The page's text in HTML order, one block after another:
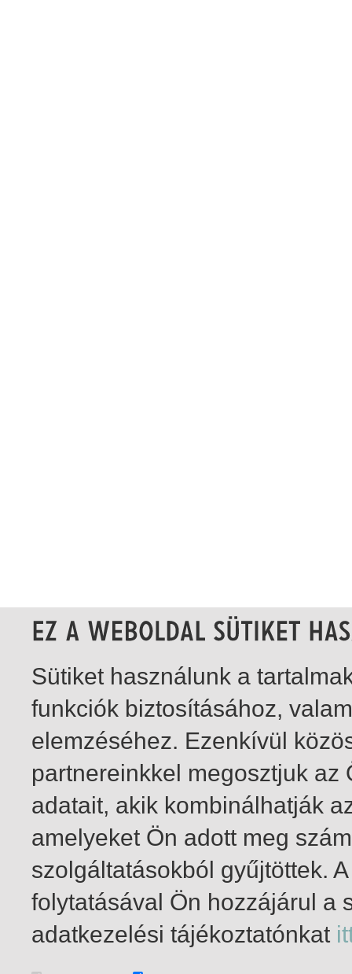
1-2 / insgesamt 2 Treffer
Sütiket használunk a
funkciók biztosításához,
elemzéséhez. Ezenkívül
partnereinkkel megosztjuk
adatait, akik kombinálhatják
amelyeket Ön adott meg
szolgáltatásokból gyűjtöttek.
folytatásával Ön hozzájárul a
adatkezelési tájékoztatónkat